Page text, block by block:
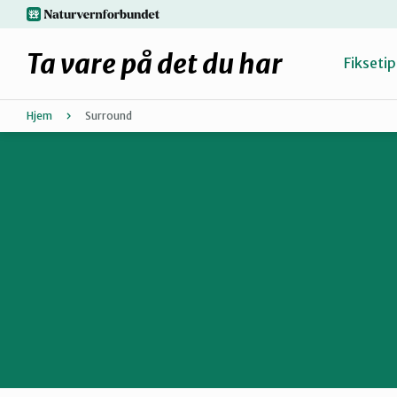
Hopp
til
hovedinnhold
naturvernforbundet.no
Ta vare på det du har
Hjem Surround